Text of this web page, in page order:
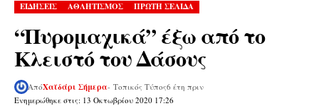
ΕΙΔΗΣΕΙΣ ΑΘΛΗΤΙΣΜΟΣ ΠΡΩΤΗ ΣΕΛΙΔΑ
“Πυρομαχικά” έξω από το
Κλειστό του Δάσους
Ενημερώθηκε στις: 13 Οκτωβρίου 2020 17:26
ΑπόΧαϊδάρι Σήμερα- Τοπικός Τύπος6 έτη πριν